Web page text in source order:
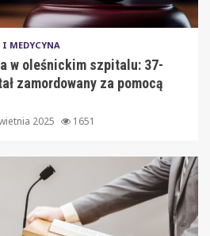
MEDYCYNA
w oleśnickim szpitalu: 37-
zamordowany za pomocą
2025 1651